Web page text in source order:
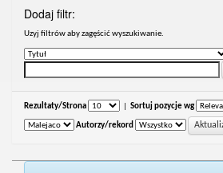
Dodaj filtr:
Uzyj filtrów aby zagęścić wyszukiwanie.
Rezultaty/Strona Sortuj pozycje wg
Autorzy/rekord